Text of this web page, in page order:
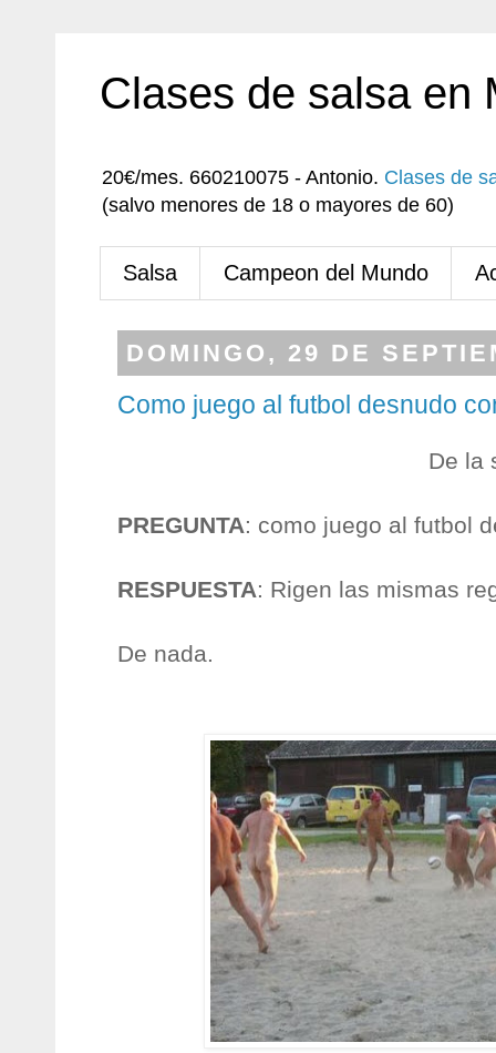
Clases de salsa en
20€/mes. 660210075 - Antonio. Clases de
(salvo menores de 18 o mayores de 60)
Salsa Campeon del Mundo
DOMINGO, 29 DE
Como juego al futbol desnudo
De la
PREGUNTA: como juego al futbol
RESPUESTA: Rigen las mismas
De nada.